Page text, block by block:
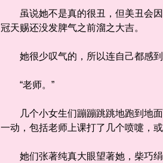
虽说她不是真的很丑，但美丑会因
冠天赐还没发脾气之前溜之大吉。
她很少叹气的，所以连自己都感到
“老师。”
几个小女生们蹦蹦跳跳地跑到地面
一动，包括老师上课打了几个喷嚏，或
她们张著纯真大眼望著她，柴巧绢